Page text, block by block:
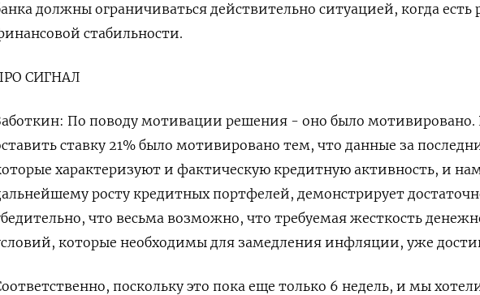
должны ограничиваться действительно ситуацией, когда есть
стабильности.
СИГНАЛ
По поводу мотивации решения - оно было мотивировано.
ставку 21% было мотивировано тем, что данные за
характеризуют и фактическую кредитную активность, и
росту кредитных портфелей, демонстрирует
что весьма возможно, что требуемая жесткость
которые необходимы для замедления инфляции, уже
поскольку это пока еще только 6 недель, и мы